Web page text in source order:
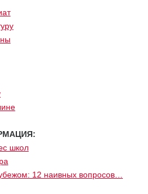
школ
12 наивных вопросов…